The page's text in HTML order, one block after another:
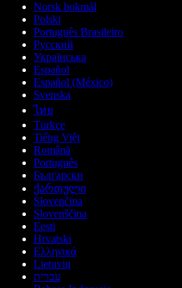
Norsk bokmål
Polski
Português Brasileiro
Русский
Українська
Español
Español (México)
Svenska
ไทย
Türkçe
Tiếng Việt
Română
Português
Български
ქართული
Slovenčina
Slovenščina
Eesti
Hrvatski
Ελληνικά
Lietuvių
עברית